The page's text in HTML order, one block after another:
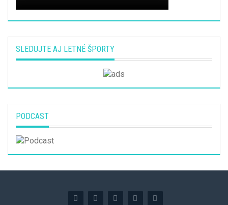
SLEDUJTE AJ LETNÉ ŠPORTY
PODCAST